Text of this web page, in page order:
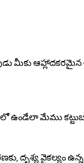
మీకు ఆహ్లాదకరమైన
మేము
దృశ్య వైకల్యం